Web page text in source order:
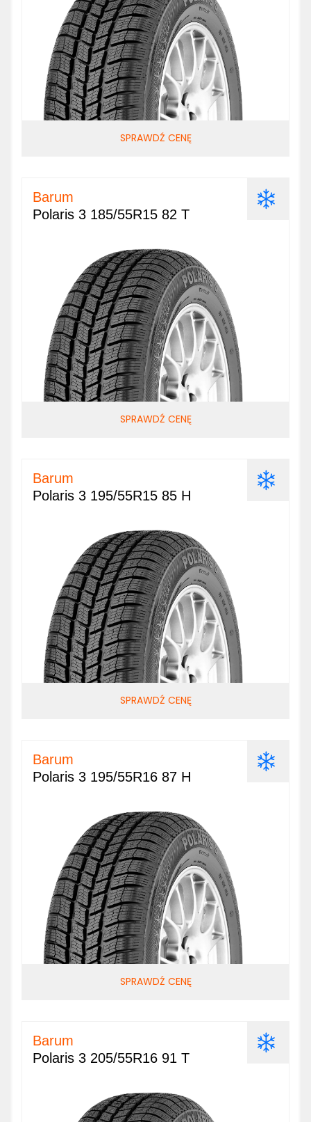
SPRAWDŹ CENĘ
Barum
Polaris 3 185/55R15 82 T
SPRAWDŹ CENĘ
Barum
Polaris 3 195/55R15 85 H
SPRAWDŹ CENĘ
Barum
Polaris 3 195/55R16 87 H
SPRAWDŹ CENĘ
Barum
Polaris 3 205/55R16 91 T